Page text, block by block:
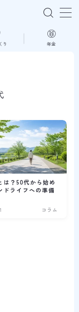
り 年金
は？50代から始め
ドライフへの準備
コラム